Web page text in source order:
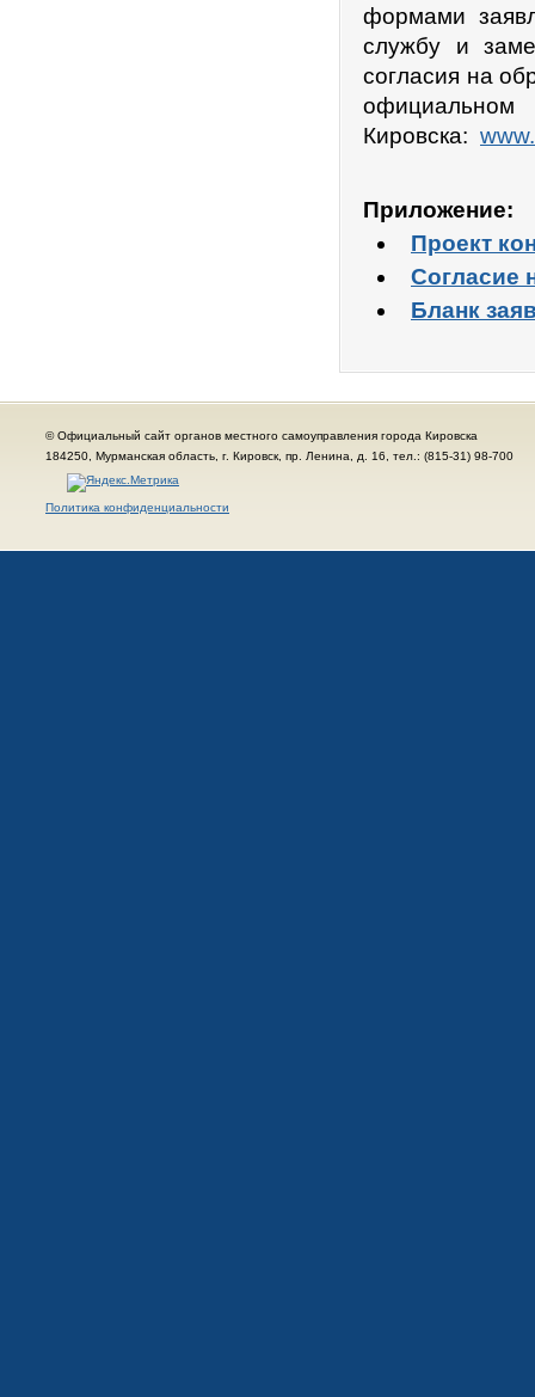
формами
службу и
согласия на
официальном
Кировска:
Приложение:
Проект
Согласие
Бланк
© Официальный сайт органов местного самоуправления города Кировска
184250, Мурманская область, г. Кировск, пр. Ленина, д. 16, тел.: (815-31) 98-700
Политика конфиденциальности